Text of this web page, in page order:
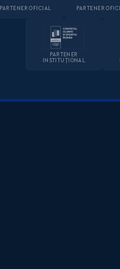
PARTENER OFICIAL PARTENER
PARTENER
INSTITUȚIONAL